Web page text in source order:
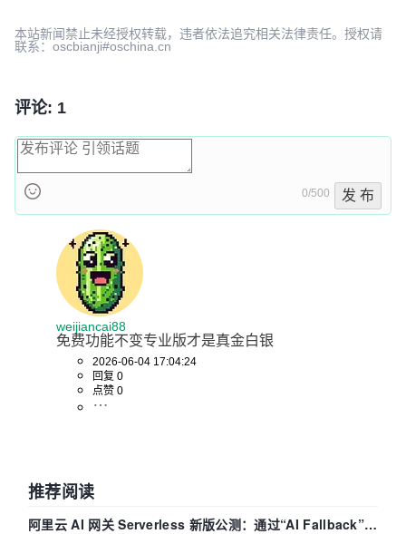
本站新闻禁止未经授权转载，违者依法追究相关法律责任。授权请
联系：oscbianji#oschina.cn
评论: 1
0/500 发 布
weijiancai88
免费功能不变专业版才是真金白银
2026-06-04 17:04:24
回复 0
点赞 0
推荐阅读
阿里云 AI 网关 Serverless 新版公测：通过“AI Fallback”与